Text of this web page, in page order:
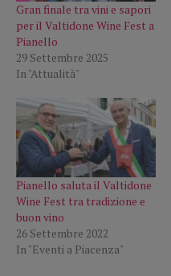
Gran finale tra vini e sapori
per il Valtidone Wine Fest a
Pianello
29 Settembre 2025
In "Attualità"
Pianello saluta il Valtidone
Wine Fest tra tradizione e
buon vino
26 Settembre 2022
In "Eventi a Piacenza"